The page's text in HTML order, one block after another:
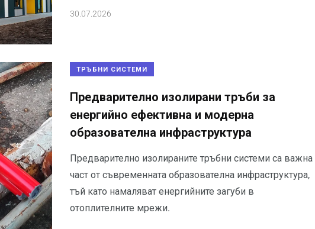
30.07.2026
ТРЪБНИ СИСТЕМИ
Предварително изолирани тръби за
енергийно ефективна и модерна
образователна инфраструктура
Предварително изолираните тръбни системи са важна
част от съвременната образователна инфраструктура,
тъй като намаляват енергийните загуби в
отоплителните мрежи.